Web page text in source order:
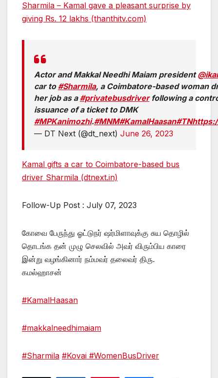
Sharmila – Kamal gave a pleasant surprise by
giving Rs. 12 lakhs (thanthitv.com)
Actor and Makkal Needhi Maiam president
car to #Sharmila, a Coimbatore-based woman
her job as a #privatebusdriverfollowing a
issuance of a ticket to DMK
#MPKanimozhi.#MNM#KamalHaasan#TN
— DT Next (@dt_next) June 26, 2023
Kamal gifts a car to Coimbatore-based bus
driver Sharmila (dtnext.in)
Follow-Up Post : July 07, 2023
கோவை பேருந்து ஓட்டுநர் ஷர்மிளாவுக்கு சுய தொழில்‌
தொடங்க தன் முழு செலவில் அவர் விரும்பிய காரை
இன்று வழங்கினார் நம்மவர் தலைவர் திரு.
கமல்ஹாசன்
#KamalHaasan
#makkalneedhimaiam
#Sharmila #Kovai #WomenBusDriver